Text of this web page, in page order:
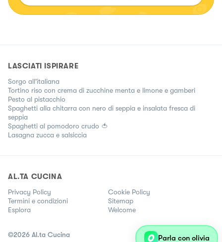
LASCIATI ISPIRARE
Sorgo all'italiana
Tortino riso con crema di zucchine menta e limone e gamberi
Pesto al pistacchio
Spaghetti alla chitarra con nero di seppia e insalata fresca di
seppia
Spaghetti al pomodoro crudo 🍅
Lasagna zucca e salsiccia
AL.TA CUCINA
Privacy Policy
Cookie Policy
Termini e condizioni
Sitemap
Esplora
Welcome
©2026 Al.ta Cucina Parla con olivia